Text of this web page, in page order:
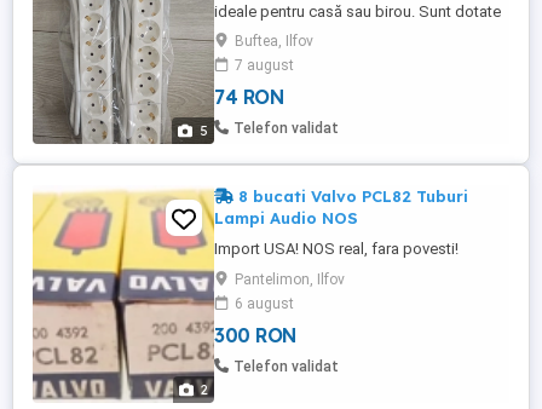
5
ideale pentru casă sau birou. Sunt dotate
cu protecție și întrerupător individual,
oferind siguranță și economie de energie.
Număr prize: 6 prize tip Schuko per
prelungitor. Lungime cablu: 1.5 metri.
Întrerupător: Da, iluminat (On Off), pentru a
Buftea, Ilfov
7 august
74 RON
Telefon validat
2
8 bucati Valvo PCL82 Tuburi
Lampi Audio NOS
Import USA! NOS real, fara povesti!
Pantelimon, Ilfov
6 august
300 RON
Telefon validat